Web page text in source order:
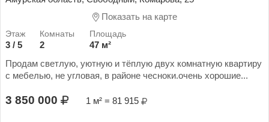
Показать на карте
3 / 5 2
47 м²
Продам светлую, уютную и тёплую двух комнатную квартиру
с мебелью, не угловая, в районе чесноки.очень хорошие...
3 850 000 1 м² = 81 915